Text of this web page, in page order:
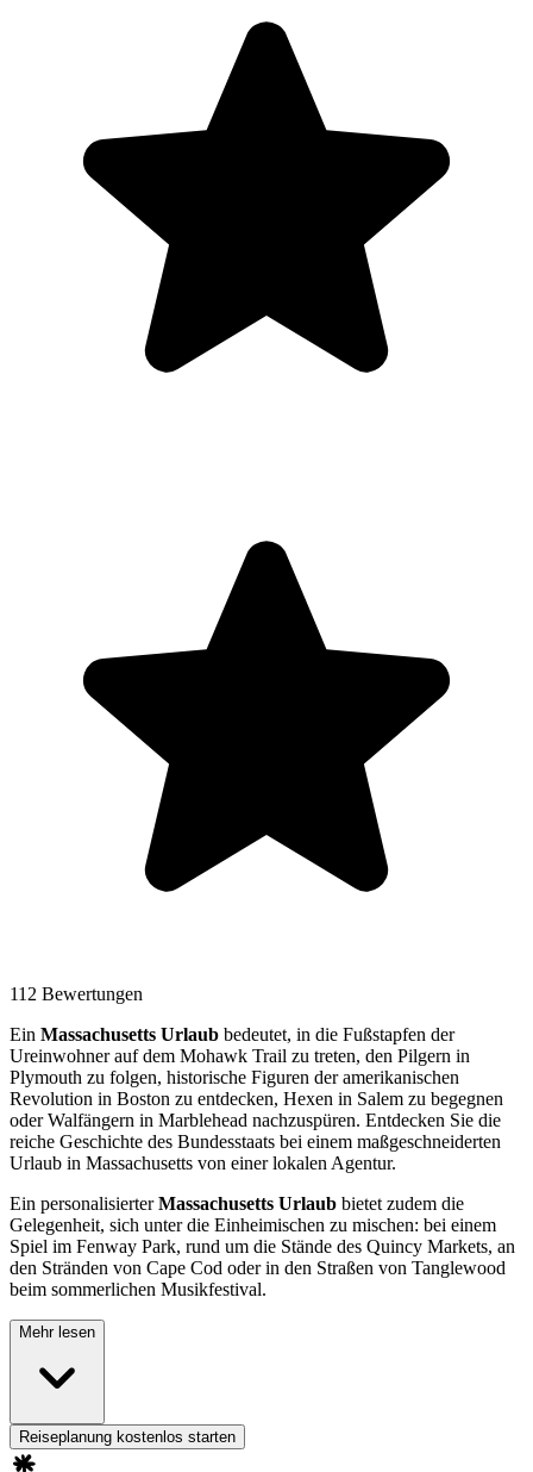
112 Bewertungen
Ein Massachusetts Urlaub bedeutet, in die Fußstapfen der
Ureinwohner auf dem Mohawk Trail zu treten, den Pilgern in
Plymouth zu folgen, historische Figuren der amerikanischen
Revolution in Boston zu entdecken, Hexen in Salem zu begegnen
oder Walfängern in Marblehead nachzuspüren. Entdecken Sie die
reiche Geschichte des Bundesstaats bei einem maßgeschneiderten
Urlaub in Massachusetts von einer lokalen Agentur.
Ein personalisierterMassachusetts Urlaub bietet zudem die
Gelegenheit, sich unter die Einheimischen zu mischen: bei einem
Spiel im Fenway Park, rund um die Stände des Quincy Markets, an
den Stränden von Cape Cod oder in den Straßen von Tanglewood
beim sommerlichen Musikfestival.
Mehr lesen
Reiseplanung kostenlos starten